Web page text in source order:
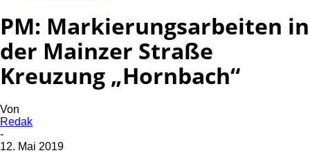
PM: Markierungsarbeiten in
der Mainzer Straße
Kreuzung „Hornbach“
Von
Redak
-
12. Mai 2019